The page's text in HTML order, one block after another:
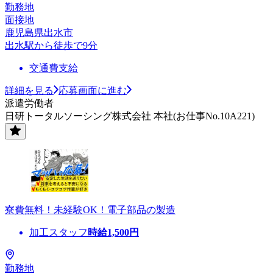
勤務地
面接地
鹿児島県出水市
出水駅から徒歩で9分
交通費支給
詳細を見る
応募画面に進む
派遣労働者
日研トータルソーシング株式会社 本社(お仕事No.10A221)
寮費無料！未経験OK！電子部品の製造
加工スタッフ 時給1,500円
勤務地